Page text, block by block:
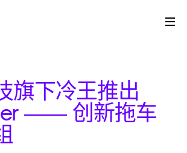
旗下冷王推出
—— 创新拖车